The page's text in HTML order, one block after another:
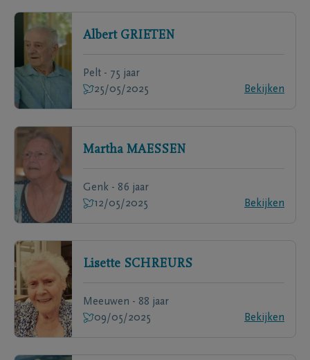
Albert GRIETEN
Pelt - 75 jaar
25/05/2025
Bekijken
Martha MAESSEN
Genk - 86 jaar
12/05/2025
Bekijken
Lisette SCHREURS
Meeuwen - 88 jaar
09/05/2025
Bekijken